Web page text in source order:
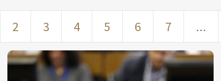
2 3 4 5 6 7 ...